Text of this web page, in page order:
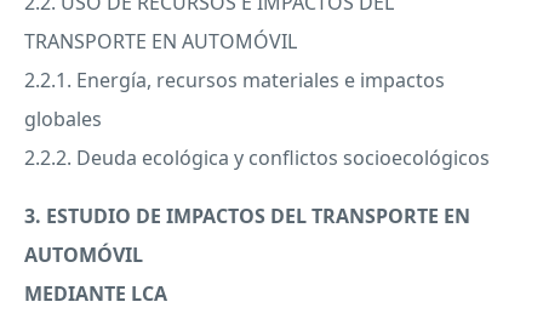
TRANSPORTE EN AUTOMÓVIL
2.2.1. Energía, recursos materiales e impactos
globales
2.2.2. Deuda ecológica y conflictos socioecológicos
3. ESTUDIO DE IMPACTOS DELTRANSPORTE EN
AUTOMÓVIL
MEDIANTE LCA